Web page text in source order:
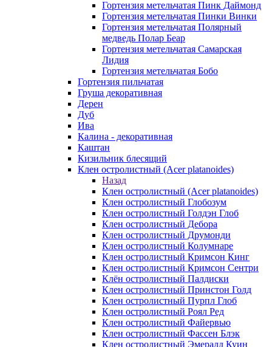
Гортензия метельчатая Пинк Даймонд
Гортензия метельчатая Пинки Винки
Гортензия метельчатая Полярный
медведь Полар Беар
Гортензия метельчатая Самарская
Лидия
Гортензия метельчатая Бобо
Гортензия пильчатая
Груша декоративная
Дерен
Дуб
Ива
Калина - декоративная
Каштан
Кизильник блесящий
Клен остролистный (Acer platanoides)
Назад
Клен остролистный (Acer platanoides)
Клен остролистный Глобозум
Клен остролистный Голдэн Глоб
Клен остролистный Дебора
Клен остролистный Друмонди
Клен остролистный Колумнаре
Клен остролистный Кримсон Кинг
Клен остролистный Кримсон Сентри
Клён остролистный Палдиски
Клен остролистный Принстoн Голд
Клен остролистный Пурпл Глоб
Клен остролистный Роял Ред
Клен остролистный Файервью
Клен остролистный Фассен Блэк
Клен остролистный Эмералд Куин